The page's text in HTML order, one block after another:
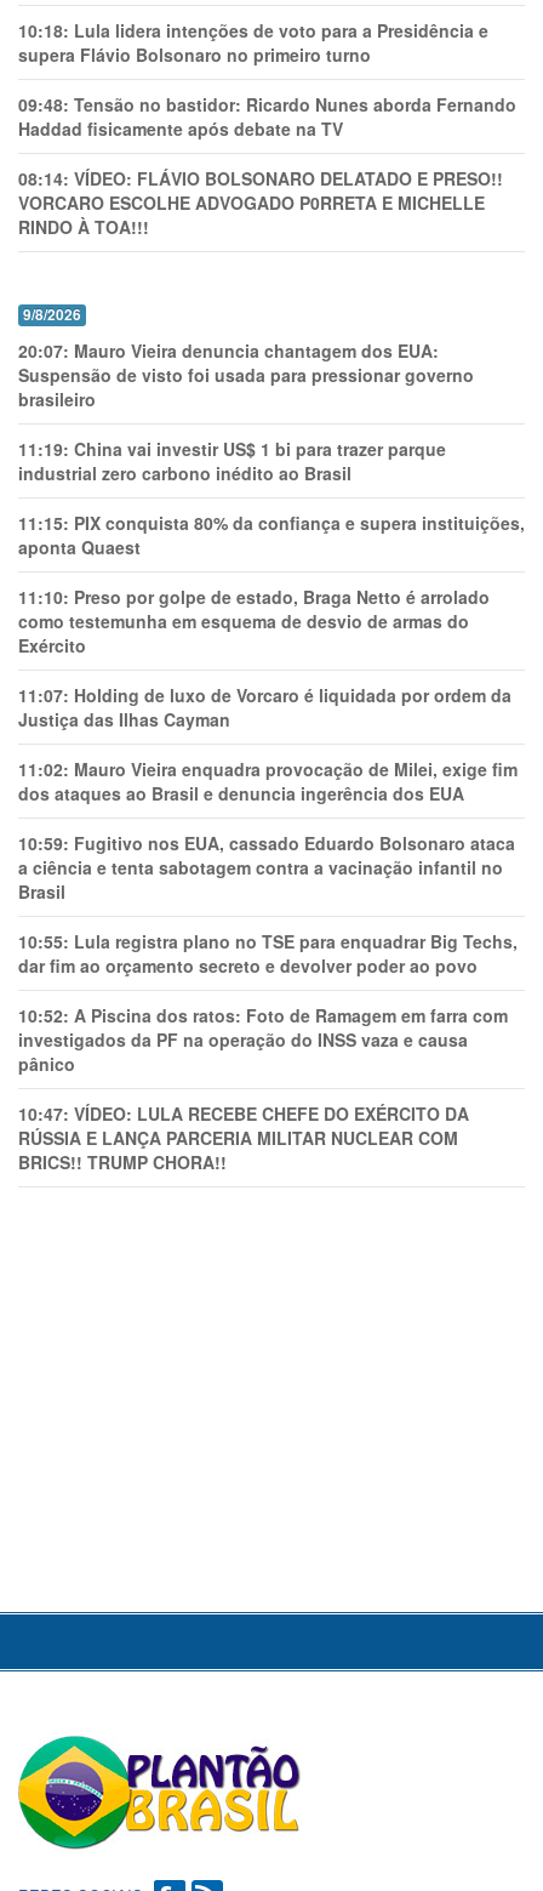
10:18: Lula lidera intenções de voto para a Presidência e
supera Flávio Bolsonaro no primeiro turno
09:48: Tensão no bastidor: Ricardo Nunes aborda Fernando
Haddad fisicamente após debate na TV
08:14: VÍDEO: FLÁVIO BOLSONARO DELATADO E PRESO!!
VORCARO ESCOLHE ADVOGADO P0RRETA E MICHELLE
RINDO À TOA!!!
9/8/2026
20:07: Mauro Vieira denuncia chantagem dos EUA:
Suspensão de visto foi usada para pressionar governo
brasileiro
11:19: China vai investir US$ 1 bi para trazer parque
industrial zero carbono inédito ao Brasil
11:15: PIX conquista 80% da confiança e supera instituições,
aponta Quaest
11:10: Preso por golpe de estado, Braga Netto é arrolado
como testemunha em esquema de desvio de armas do
Exército
11:07: Holding de luxo de Vorcaro é liquidada por ordem da
Justiça das Ilhas Cayman
11:02: Mauro Vieira enquadra provocação de Milei, exige fim
dos ataques ao Brasil e denuncia ingerência dos EUA
10:59: Fugitivo nos EUA, cassado Eduardo Bolsonaro ataca
a ciência e tenta sabotagem contra a vacinação infantil no
Brasil
10:55: Lula registra plano no TSE para enquadrar Big Techs,
dar fim ao orçamento secreto e devolver poder ao povo
10:52: A Piscina dos ratos: Foto de Ramagem em farra com
investigados da PF na operação do INSS vaza e causa
pânico
10:47: VÍDEO: LULA RECEBE CHEFE DO EXÉRCITO DA
RÚSSIA E LANÇA PARCERIA MILITAR NUCLEAR COM
BRICS!! TRUMP CHORA!!